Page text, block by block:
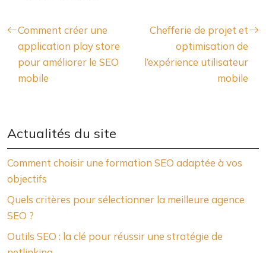
Comment créer une
application play store
pour améliorer le SEO
mobile
Chefferie de projet et
optimisation de
l’expérience utilisateur
mobile
Actualités du site
Comment choisir une formation SEO adaptée à vos
objectifs
Quels critères pour sélectionner la meilleure agence
SEO ?
Outils SEO : la clé pour réussir une stratégie de